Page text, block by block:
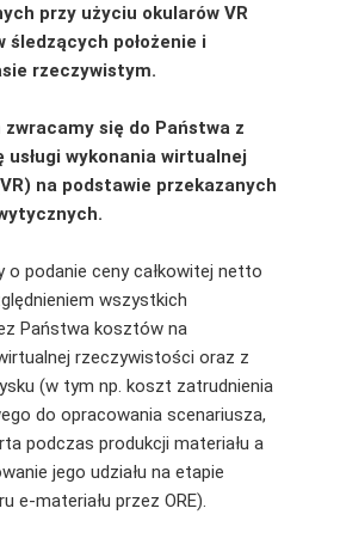
przy użyciu okularów VR
śledzących położenie i
rzeczywistym.
zwracamy się do Państwa z
usługi wykonania wirtualnej
na podstawie przekazanych
o podanie ceny całkowitej netto
wszystkich
Państwa kosztów na
rzeczywistości oraz z
(w tym np. koszt zatrudnienia
do opracowania scenariusza,
podczas produkcji materiału a
jego udziału na etapie
e-materiału przez ORE).